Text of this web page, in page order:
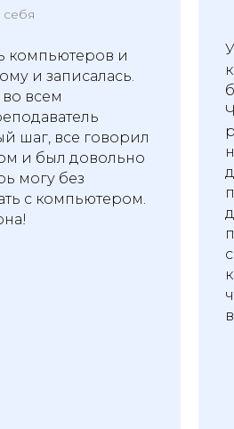
себя
компьютеров и
и записалась.
всем
шаг, все говорил
и был довольно
могу без
с компьютером.